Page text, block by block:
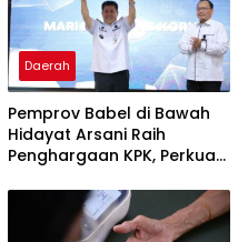
Daerah
Pemprov Babel di Bawah
Hidayat Arsani Raih
Penghargaan KPK, Perkuat
Good Governance